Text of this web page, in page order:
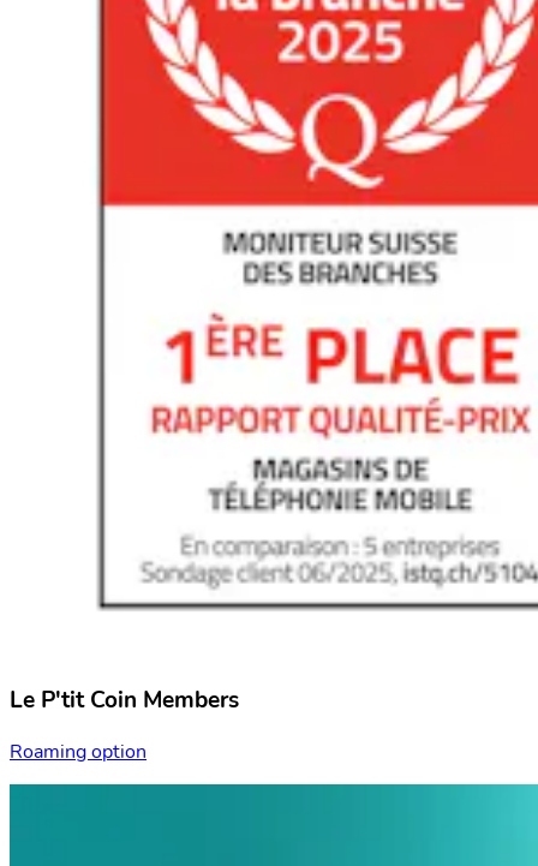
Le P'tit Coin Members
Roaming option